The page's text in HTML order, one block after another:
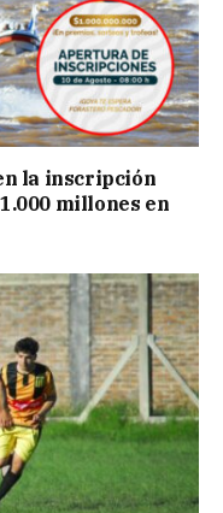
la inscripción
millones en